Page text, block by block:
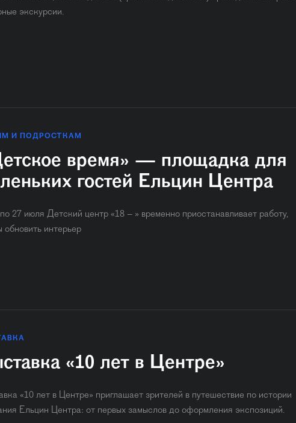
экскурсии.
И ПОДРОСТКАМ
время» — площадка для
гостей Ельцин Центра
27 июля Детский центр «18 – » временно приостанавливает работу,
обновить интерьер
«10 лет в Центре»
«10 лет в Центре» приглашает зрителей в путешествие по истории
Ельцин Центра: от первых замыслов до оформления экспозиций.